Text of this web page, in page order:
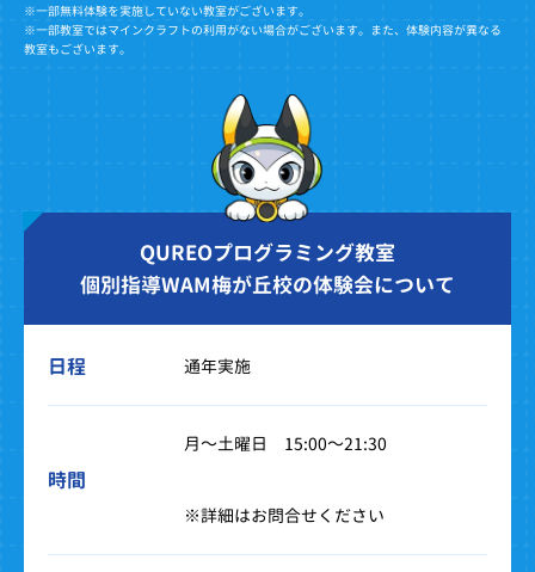
※一部無料体験を実施していない教室がございます。
※一部教室ではマインクラフトの利用がない場合がございます。また、体験内容が異なる
教室もございます。
QUREOプログラミング教室
個別指導WAM梅が丘校の体験会について
日程 通年実施
時間
月～土曜日 15:00～21:30
※詳細はお問合せください